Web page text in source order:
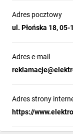
Adres pocztowy
ul. Płońska 18,
Adres e-mail
Adres strony
https://